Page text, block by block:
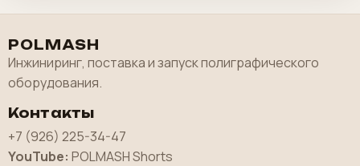
POLMASH
Инжиниринг, поставка и запуск полиграфического
оборудования.
Контакты
+7 (926) 225-34-47
YouTube: POLMASH Shorts